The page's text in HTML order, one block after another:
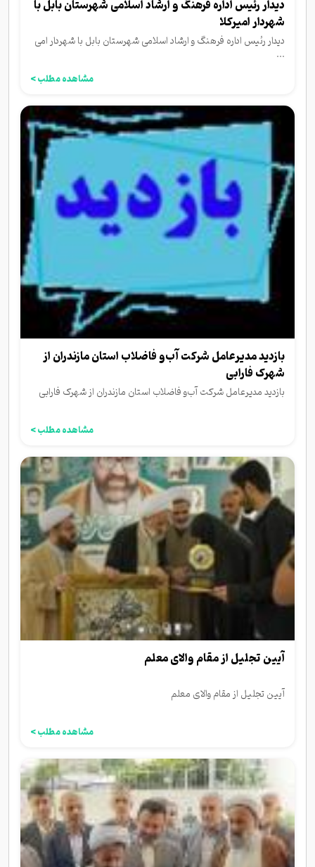
دیدار رئیس اداره فرهنگ و ارشاد اسلامی شهرستان بابل با
شهردار امیرکلا
دیدار رئیس اداره فرهنگ و ارشاد اسلامی شهرستان بابل با شهردار امی
...
مشاهده مطلب >
بازدید مدیرعامل شرکت آب‌و فاضلاب استان مازندران از
شهرک فارابی
بازدید مدیرعامل شرکت آب‌و فاضلاب استان مازندران از شهرک فارابی
مشاهده مطلب >
آیین تجلیل از مقام والای معلم
آیین تجلیل از مقام والای معلم
مشاهده مطلب >